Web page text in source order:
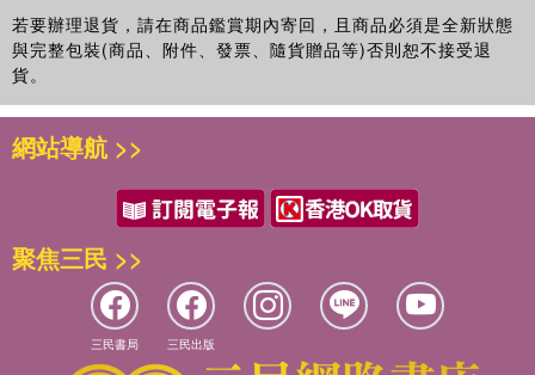
《故道》p43–51 / 50
《天的孩子》p98–103 / 53
第四章
《罪人錄》p53 / 62
《罪人錄》p64 / 64
《罪人錄》p66 / 65
《罪人錄》p70–71 / 66
若要辦理退貨，請在商品鑑賞期內寄回，且商品必須是全新狀態
與完整包裝(商品、附件、發票、隨貨贈品等)否則恕不接受退
貨。
網站導航 >>
聚焦三民 >>
三民書局 三民出版